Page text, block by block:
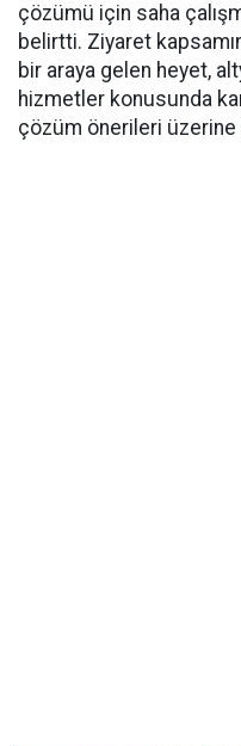
çözümü için saha
belirtti. Ziyaret
bir araya gelen heyet,
hizmetler konusunda
çözüm önerileri